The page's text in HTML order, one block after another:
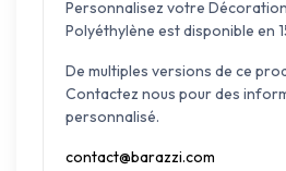
Personnalisez votre
Polyéthylène est disponible en
De multiples versions de ce
Contactez nous pour des
personnalisé.
contact@barazzi.com